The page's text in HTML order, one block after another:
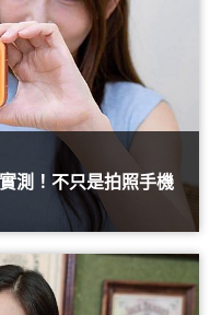
測！不只是拍照手機